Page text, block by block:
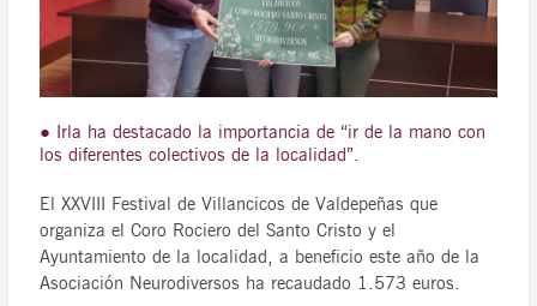
● Irla ha destacado la importancia de “ir de la mano con
los diferentes colectivos de la localidad”.
El XXVIII Festival de Villancicos de Valdepeñas que
organiza el Coro Rociero del Santo Cristo y el
Ayuntamiento de la localidad, a beneficio este año de la
Asociación Neurodiversos ha recaudado 1.573 euros.